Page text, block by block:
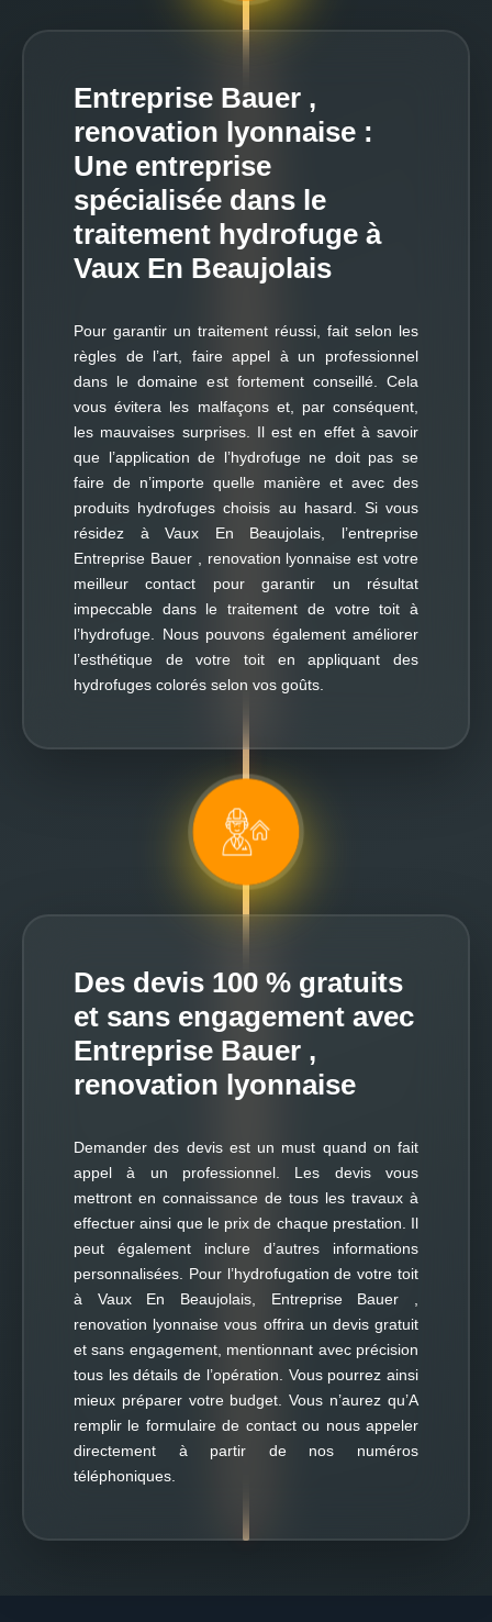
Entreprise Bauer ,
renovation lyonnaise :
Une entreprise
spécialisée dans le
traitement hydrofuge à
Vaux En Beaujolais
Pour garantir un traitement réussi, fait selon les
règles de l’art, faire appel à un professionnel
dans le domaine est fortement conseillé. Cela
vous évitera les malfaçons et, par conséquent,
les mauvaises surprises. Il est en effet à savoir
que l’application de l’hydrofuge ne doit pas se
faire de n’importe quelle manière et avec des
produits hydrofuges choisis au hasard. Si vous
résidez à Vaux En Beaujolais, l’entreprise
Entreprise Bauer , renovation lyonnaise est votre
meilleur contact pour garantir un résultat
impeccable dans le traitement de votre toit à
l’hydrofuge. Nous pouvons également améliorer
l’esthétique de votre toit en appliquant des
hydrofuges colorés selon vos goûts.
Des devis 100 % gratuits
et sans engagement avec
Entreprise Bauer ,
renovation lyonnaise
Demander des devis est un must quand on fait
appel à un professionnel. Les devis vous
mettront en connaissance de tous les travaux à
effectuer ainsi que le prix de chaque prestation. Il
peut également inclure d’autres informations
personnalisées. Pour l’hydrofugation de votre toit
à Vaux En Beaujolais, Entreprise Bauer ,
renovation lyonnaise vous offrira un devis gratuit
et sans engagement, mentionnant avec précision
tous les détails de l’opération. Vous pourrez ainsi
mieux préparer votre budget. Vous n’aurez qu’A
remplir le formulaire de contact ou nous appeler
directement à partir de nos numéros
téléphoniques.